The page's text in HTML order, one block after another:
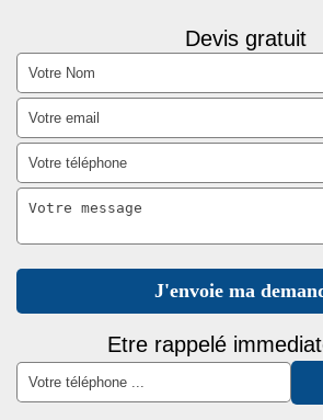
Devis gratuit
Etre rappelé